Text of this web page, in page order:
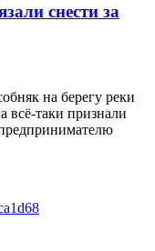
снести за
на берегу реки
всё-таки признали